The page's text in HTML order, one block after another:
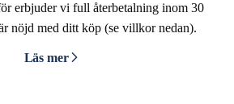
erbjuder vi full återbetalning inom 30
nöjd med ditt köp (se villkor nedan).
Läs mer